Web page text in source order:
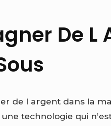
De L
de l argent dans la
une technologie qui